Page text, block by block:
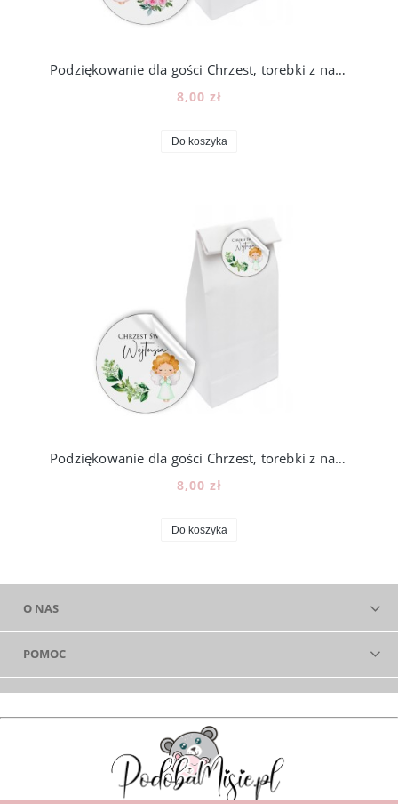
Podziękowanie dla gości Chrzest, torebki z naklejką, 12szt, N104_5
8,00 zł
Do koszyka
Podziękowanie dla gości Chrzest, torebki z naklejką, 12szt, N104_6
8,00 zł
Do koszyka
O NAS
POMOC